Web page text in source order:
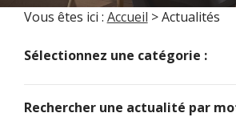
Vous êtes ici : Accueil > Actualités
Sélectionnez une catégorie :
Rechercher une actualité par